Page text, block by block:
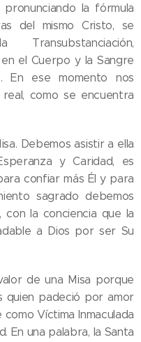
la fórmula
del mismo Cristo, se
el Cuerpo y la Sangre
En ese momento nos
como se encuentra
Debemos asistir a ella
y Caridad, es
confiar más Él y para
sagrado debemos
con la conciencia que la
a Dios por ser Su
de una Misa porque
quien padeció por amor
Víctima Inmaculada
En una palabra, la Santa